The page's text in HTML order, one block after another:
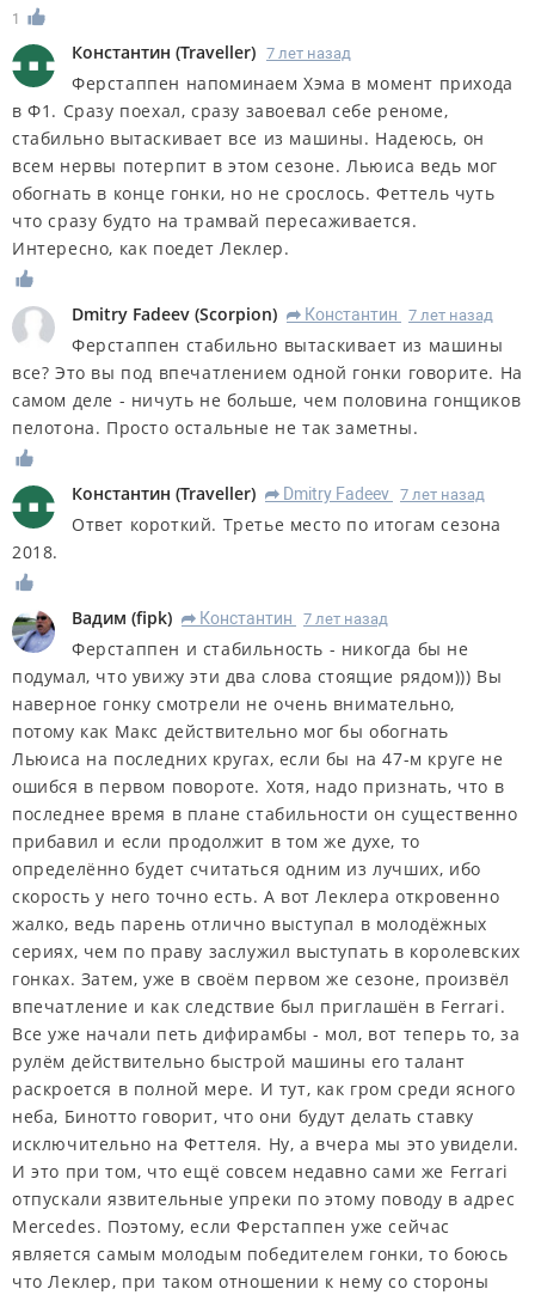
1
Константин (Traveller) 7 лет назад
Ферстаппен напоминаем Хэма в момент прихода
в Ф1. Сразу поехал, сразу завоевал себе реноме,
стабильно вытаскивает все из машины. Надеюсь, он
всем нервы потерпит в этом сезоне. Льюиса ведь мог
обогнать в конце гонки, но не срослось. Феттель чуть
что сразу будто на трамвай пересаживается.
Интересно, как поедет Леклер.
Dmitry Fadeev (Scorpion) R Константин 7 лет назад
Ферстаппен стабильно вытаскивает из машины
все? Это вы под впечатлением одной гонки говорите. На
самом деле - ничуть не больше, чем половина гонщиков
пелотона. Просто остальные не так заметны.
Константин (Traveller) R Dmitry Fadeev 7 лет назад
Ответ короткий. Третье место по итогам сезона
2018.
Вадим (fipk) R Константин 7 лет назад
Ферстаппен и стабильность - никогда бы не
подумал, что увижу эти два слова стоящие рядом))) Вы
наверное гонку смотрели не очень внимательно,
потому как Макс действительно мог бы обогнать
Льюиса на последних кругах, если бы на 47-м круге не
ошибся в первом повороте. Хотя, надо признать, что в
последнее время в плане стабильности он существенно
прибавил и если продолжит в том же духе, то
определённо будет считаться одним из лучших, ибо
скорость у него точно есть. А вот Леклера откровенно
жалко, ведь парень отлично выступал в молодёжных
сериях, чем по праву заслужил выступать в королевских
гонках. Затем, уже в своём первом же сезоне, произвёл
впечатление и как следствие был приглашён в Ferrari.
Все уже начали петь дифирамбы - мол, вот теперь то, за
рулём действительно быстрой машины его талант
раскроется в полной мере. И тут, как гром среди ясного
неба, Бинотто говорит, что они будут делать ставку
исключительно на Феттеля. Ну, а вчера мы это увидели.
И это при том, что ещё совсем недавно сами же Ferrari
отпускали язвительные упреки по этому поводу в адрес
Mercedes. Поэтому, если Ферстаппен уже сейчас
является самым молодым победителем гонки, то боюсь
что Леклер, при таком отношении к нему со стороны